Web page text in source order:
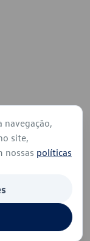
navegação,
site,
nossas políticas